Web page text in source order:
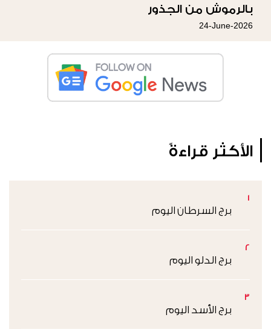
بالرموش من الجذور
24-June-2026
الأكثر قراءةً
1
برج السرطان اليوم
2
برج الدلو اليوم
3
برج الأسد اليوم